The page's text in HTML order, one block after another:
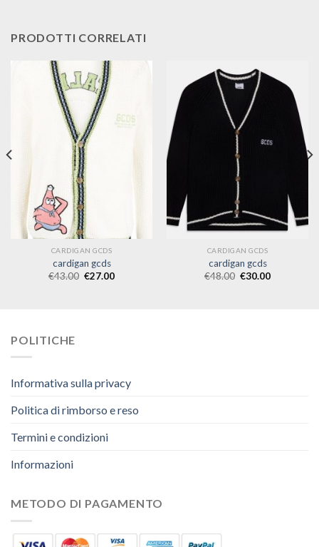
PRODOTTI CORRELATI
CARDIGAN GCDS
cardigan gcds
€43.00 €27.00
CARDIGAN GCDS
cardigan gcds
€48.00 €30.00
POLITICHE
Informativa sulla privacy
Politica di rimborso e reso
Termini e condizioni
Informazioni
METODO DI PAGAMENTO